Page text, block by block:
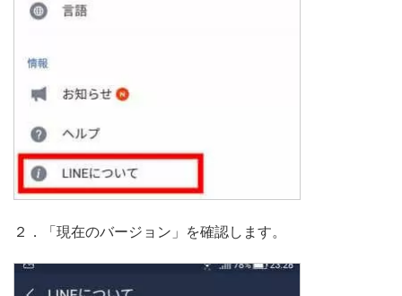
２．「現在のバージョン」を確認します。